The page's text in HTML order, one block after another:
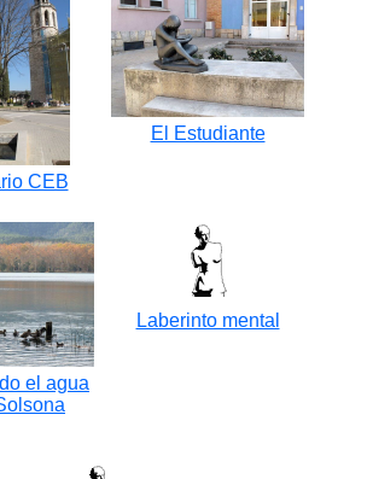
CEB
El Estudiante
el agua
Laberinto mental